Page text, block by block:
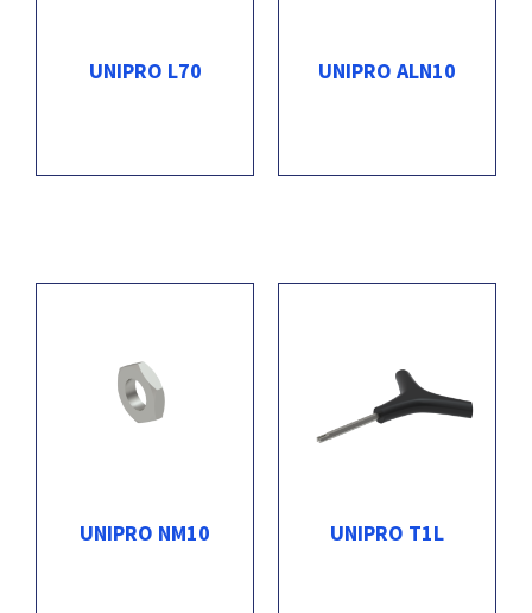
UNIPRO L70 UNIPRO ALN10
UNIPRO NM10 UNIPRO T1L